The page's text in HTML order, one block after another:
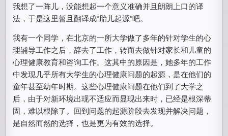
我想了一阵儿，没能想起一个意义准确并且朗朗上口的译
法，于是这里暂且翻译成“胎儿起源”吧。
我有一个同学，在北京的一所大学做了多年的针对学生的心
理辅导工作之后，辞去了工作，转而去做针对家长和儿童的
心理健康教育和咨询工作。这其中的原因是，她多年的工作
中发现几乎所有大学生的心理健康问题的起源，是在他们的
童年甚至幼年时期。这些心理健康问题在他们到了大学之
后，由于对新环境出现不适应而显现出来时，已经是根深蒂
固，难以根除了。回到问题的起源阶段去发现并解决问题，
是自然而然的选择，也是更为有效的选择。